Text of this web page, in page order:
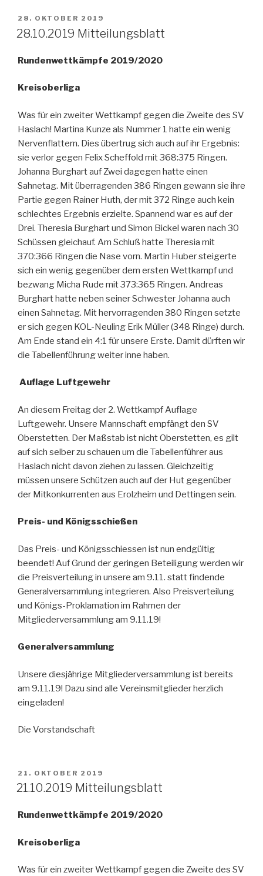
VERÖFFENTLICHT
AM
28. OKTOBER 2019
28.10.2019 Mitteilungsblatt
Rundenwettkämpfe 2019/2020
Kreisoberliga
Was für ein zweiter Wettkampf gegen die Zweite des SV
Haslach! Martina Kunze als Nummer 1 hatte ein wenig
Nervenflattern. Dies übertrug sich auch auf ihr Ergebnis:
sie verlor gegen Felix Scheffold mit 368:375 Ringen.
Johanna Burghart auf Zwei dagegen hatte einen
Sahnetag. Mit überragenden 386 Ringen gewann sie ihre
Partie gegen Rainer Huth, der mit 372 Ringe auch kein
schlechtes Ergebnis erzielte. Spannend war es auf der
Drei. Theresia Burghart und Simon Bickel waren nach 30
Schüssen gleichauf. Am Schluß hatte Theresia mit
370:366 Ringen die Nase vorn. Martin Huber steigerte
sich ein wenig gegenüber dem ersten Wettkampf und
bezwang Micha Rude mit 373:365 Ringen. Andreas
Burghart hatte neben seiner Schwester Johanna auch
einen Sahnetag. Mit hervorragenden 380 Ringen setzte
er sich gegen KOL-Neuling Erik Müller (348 Ringe) durch.
Am Ende stand ein 4:1 für unsere Erste. Damit dürften wir
die Tabellenführung weiter inne haben.
Auflage Luftgewehr
An diesem Freitag der 2. Wettkampf Auflage
Luftgewehr. Unsere Mannschaft empfängt den SV
Oberstetten. Der Maßstab ist nicht Oberstetten, es gilt
auf sich selber zu schauen um die Tabellenführer aus
Haslach nicht davon ziehen zu lassen. Gleichzeitig
müssen unsere Schützen auch auf der Hut gegenüber
der Mitkonkurrenten aus Erolzheim und Dettingen sein.
Preis- und Königsschießen
Das Preis- und Königsschiessen ist nun endgültig
beendet! Auf Grund der geringen Beteiligung werden wir
die Preisverteilung in unsere am 9.11. statt findende
Generalversammlung integrieren. Also Preisverteilung
und Königs-Proklamation im Rahmen der
Mitgliederversammlung am 9.11.19!
Generalversammlung
Unsere diesjährige Mitgliederversammlung ist bereits
am 9.11.19! Dazu sind alle Vereinsmitglieder herzlich
eingeladen!
Die Vorstandschaft
VERÖFFENTLICHT
AM
21. OKTOBER 2019
21.10.2019 Mitteilungsblatt
Rundenwettkämpfe 2019/2020
Kreisoberliga
Was für ein zweiter Wettkampf gegen die Zweite des SV